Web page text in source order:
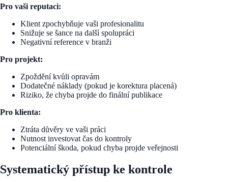
Pro vaši reputaci:
Klient zpochybňuje vaši profesionalitu
Snižuje se šance na další spolupráci
Negativní reference v branži
Pro projekt:
Zpoždění kvůli opravám
Dodatečné náklady (pokud je korektura placená)
Riziko, že chyba projde do finální publikace
Pro klienta:
Ztráta důvěry ve vaši práci
Nutnost investovat čas do kontroly
Potenciální škoda, pokud chyba projde veřejnosti
Systematický přístup ke kontrole